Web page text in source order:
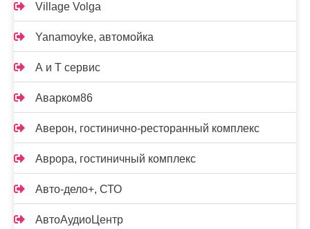
Village Volga
Yanamoyke, автомойка
А и Т сервис
Аварком86
Аверон, гостинично-ресторанный комплекс
Аврора, гостиничный комплекс
Авто-дело+, СТО
АвтоАудиоЦентр